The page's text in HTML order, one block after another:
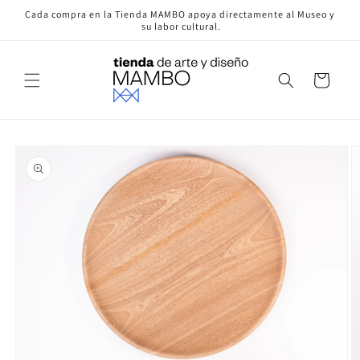
directamente
Cada compra en la Tienda MAMBO apoya directamente al Museo y
su labor cultural.
Carrito
a la
información